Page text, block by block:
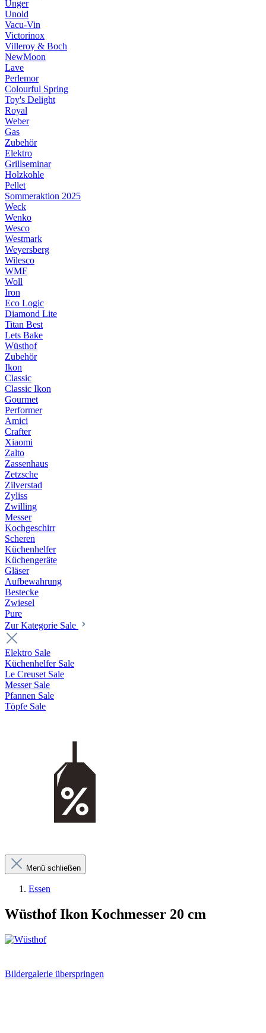
Unger
Unold
Vacu-Vin
Victorinox
Villeroy & Boch
NewMoon
Lave
Perlemor
Colourful Spring
Toy's Delight
Royal
Weber
Gas
Zubehör
Elektro
Grillseminar
Holzkohle
Pellet
Sommeraktion 2025
Weck
Wenko
Wesco
Westmark
Weyersberg
Wilesco
WMF
Woll
Iron
Eco Logic
Diamond Lite
Titan Best
Lets Bake
Wüsthof
Zubehör
Ikon
Classic
Classic Ikon
Gourmet
Performer
Amici
Crafter
Xiaomi
Zalto
Zassenhaus
Zetzsche
Zilverstad
Zyliss
Zwilling
Messer
Kochgeschirr
Scheren
Küchenhelfer
Küchengeräte
Gläser
Aufbewahrung
Bestecke
Zwiesel
Pure
Zur Kategorie Sale
Elektro Sale
Küchenhelfer Sale
Le Creuset Sale
Messer Sale
Pfannen Sale
Töpfe Sale
Menü schließen
Essen
Wüsthof Ikon Kochmesser 20 cm
Bildergalerie überspringen